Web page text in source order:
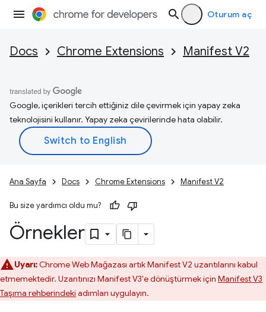
Oturum aç
Docs Chrome Extensions Manifest V2
Google, içerikleri tercih ettiğiniz dile çevirmek için yapay zeka
teknolojisini kullanır. Yapay zeka çevirilerinde hata olabilir.
Ana Sayfa Docs Chrome Extensions Manifest V2
Bu size yardımcı oldu mu?
Örnekler
Uyarı:Chrome Web Mağazası artık Manifest V2 uzantılarını kabul
etmemektedir. Uzantınızı Manifest V3'e dönüştürmek için Manifest V3
Taşıma rehberindeki adımları uygulayın.